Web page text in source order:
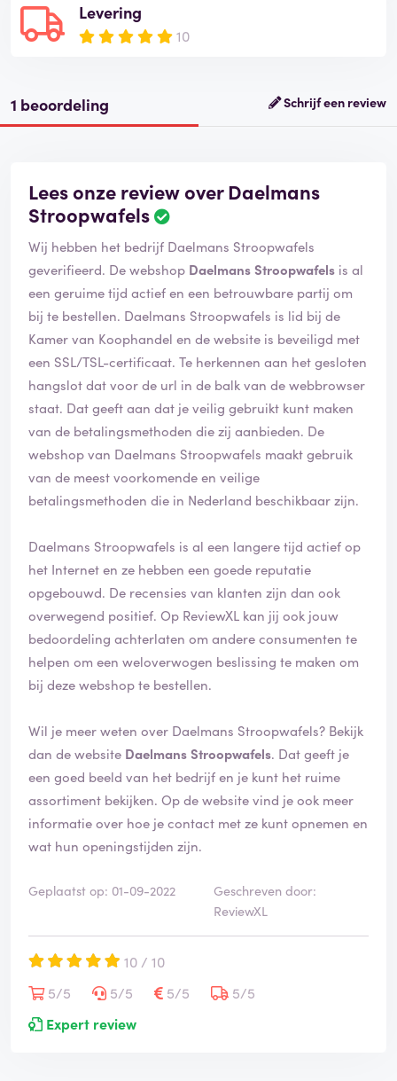
Levering
10
1 beoordeling Schrijf een review
Lees onze review over Daelmans
Stroopwafels
Wij hebben het bedrijf Daelmans Stroopwafels
geverifieerd. De webshop Daelmans Stroopwafels is al
een geruime tijd actief en een betrouwbare partij om
bij te bestellen. Daelmans Stroopwafels is lid bij de
Kamer van Koophandel en de website is beveiligd met
een SSL/TSL-certificaat. Te herkennen aan het gesloten
hangslot dat voor de url in de balk van de webbrowser
staat. Dat geeft aan dat je veilig gebruikt kunt maken
van de betalingsmethoden die zij aanbieden. De
webshop van Daelmans Stroopwafels maakt gebruik
van de meest voorkomende en veilige
betalingsmethoden die in Nederland beschikbaar zijn.
Daelmans Stroopwafels is al een langere tijd actief op
het Internet en ze hebben een goede reputatie
opgebouwd. De recensies van klanten zijn dan ook
overwegend positief. Op ReviewXL kan jij ook jouw
bedoordeling achterlaten om andere consumenten te
helpen om een weloverwogen beslissing te maken om
bij deze webshop te bestellen.
Wil je meer weten over Daelmans Stroopwafels? Bekijk
dan de website Daelmans Stroopwafels. Dat geeft je
een goed beeld van het bedrijf en je kunt het ruime
assortiment bekijken. Op de website vind je ook meer
informatie over hoe je contact met ze kunt opnemen en
wat hun openingstijden zijn.
Geplaatst op: 01-09-2022
Geschreven door:
ReviewXL
10 / 10
5/5
5/5 5/5
5/5
Expert review